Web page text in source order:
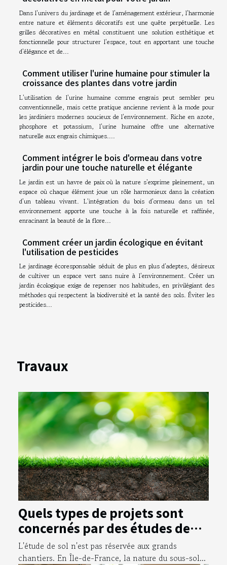
Dans l'univers du jardinage et de l'aménagement extérieur, l'harmonie
entre nature et éléments décoratifs est une quête perpétuelle. Les
grilles décoratives en métal constituent une solution esthétique et
fonctionnelle pour structurer l'espace, tout en apportant une touche
d'élégance et de...
Comment utiliser l'urine humaine pour stimuler la
croissance des plantes dans votre jardin
L'utilisation de l'urine humaine comme engrais peut sembler peu
conventionnelle, mais cette pratique ancienne revient à la mode pour
les jardiniers modernes soucieux de l'environnement. Riche en azote,
phosphore et potassium, l'urine humaine offre une alternative
naturelle aux engrais chimiques....
Comment intégrer le bois d'ormeau dans votre
jardin pour une touche naturelle et élégante
Le jardin est un havre de paix où la nature s'exprime pleinement, un
espace où chaque élément joue un rôle harmonieux dans la création
d’un tableau vivant. L'intégration du bois d'ormeau dans un tel
environnement apporte une touche à la fois naturelle et raffinée,
enracinant la beauté de la flore...
Comment créer un jardin écologique en évitant
l'utilisation de pesticides
Le jardinage écoresponsable séduit de plus en plus d'adeptes, désireux
de cultiver un espace vert sans nuire à l'environnement. Créer un
jardin écologique exige de repenser nos habitudes, en privilégiant des
méthodes qui respectent la biodiversité et la santé des sols. Éviter les
pesticides...
Travaux
Quels types de projets sont
concernés par des études de
sol en Île-de-France ?
L'étude de sol n'est pas réservée aux grands
chantiers. En Île-de-France, la nature du sous-sol...